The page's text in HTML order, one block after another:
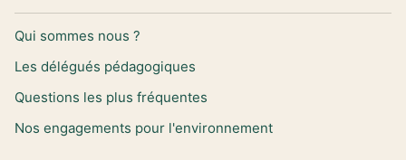
Qui sommes nous ?
Les délégués pédagogiques
Questions les plus fréquentes
Nos engagements pour l'environnement